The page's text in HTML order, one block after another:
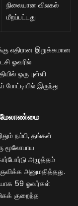
நிலையான விலகல்
மீறப்பட்டது
எதிரான இறுக்கமான
ஓவரில்
ஒரு புள்ளி
இருந்து
மேலாண்மை
நம்பி, தங்கள்
மூலோபாய
அழுத்தம்
அனுமதித்தது.
59 ஓவர்கள்
குறைந்த